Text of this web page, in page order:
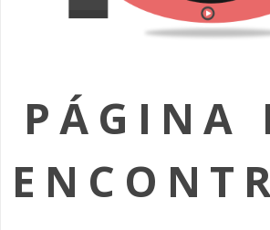
SOMOS TODOS EUROPEUS
AMADORA LIGA À RESILIÊNCIA
(RE) PENSAMENTOS
PÁGINA